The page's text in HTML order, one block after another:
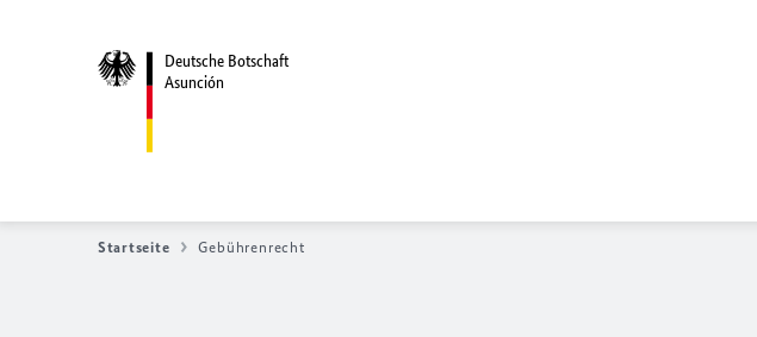
Deutsche Botschaft
Asunción
Startseite Gebührenrecht